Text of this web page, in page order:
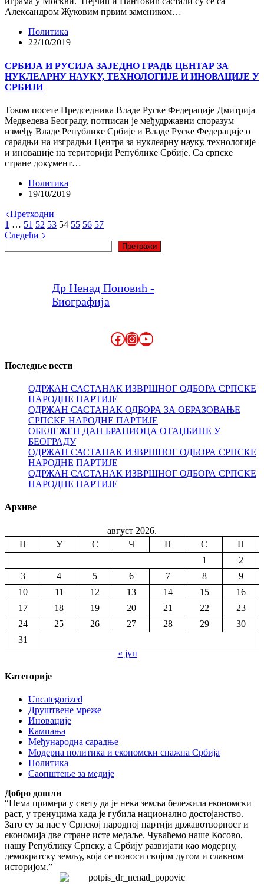
Александром Жуковим првим замеником…
Политика
22/10/2019
СРБИЈА И РУСИЈА ЗАЈЕДНО ГРАДЕ ЦЕНТАР ЗА
НУКЛЕАРНУ НАУКУ, ТЕХНОЛОГИЈЕ И ИНОВАЦИЈЕ У
СРБИЈИ
Током посете Председника Владе Руске Федерације Дмитрија
Медведева Београду, потписан је међудржавни споразум
између Владе Републике Србије и Владе Руске Федерације о
сарадњи на изградњи Центра за нуклеарну науку, технологије
и иновације на територији Републике Србије. Са српске
стране документ…
Политика
19/10/2019
Претходни
1 … 51 52 53 54 55 56 57
Следећи
Претражи
Др Ненад Поповић -
Биографија
Facebook
Instagram
YouTube
Последње вести
ОДРЖАН САСТАНАК ИЗВРШНОГ ОДБОРА СРПСКЕ
НАРОДНЕ ПАРТИЈЕ
ОДРЖАН САСТАНАК ОДБОРА ЗА ОБРАЗОВАЊЕ
СРПСКЕ НАРОДНЕ ПАРТИЈЕ
ОБЕЛЕЖЕН ДАН БРАНИОЦА ОТАЏБИНЕ У
БЕОГРАДУ
ОДРЖАН САСТАНАК ИЗВРШНОГ ОДБОРА СРПСКЕ
НАРОДНЕ ПАРТИЈЕ
ОДРЖАН САСТАНАК ИЗВРШНОГ ОДБОРА СРПСКЕ
НАРОДНЕ ПАРТИЈЕ
Архиве
август 2026.
П
У С Ч П С
Н
1
2
3
4 5 6 7 8
9
10
11 12 13 14 15
16
17
18 19 20 21 22
23
24
25 26 27 28 29
30
31
« јун
Категорије
Uncategorized
Друштвене мреже
Иновације
Кампања
Међународна сарадње
Модерна политика и економски снажна Србија
Политика
Саопштење за медије
Добро дошли
“Нема примера у свету да је нека земља бележила економски
раст, у тренуцима када је губила национално достојанство.
Зато су за нас у Српској народној партији државотворност и
економија две стране исте медаље. Чуваћемо наше Косово,
нашу Републику Српску, а Србију развијати као модерну,
демократску земљу, која се поноси својом дугом и славном
историјом.”